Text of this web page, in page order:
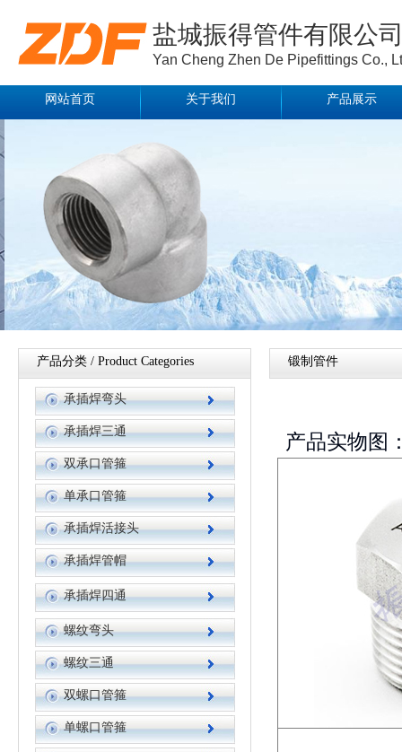
盐城振得管件有限公
Yan Cheng Zhen De Pipefittings Co.,
网站首页 关于我们 产品展示
产品分类 / Product Categories
承插焊弯头
承插焊三通
双承口管箍
单承口管箍
承插焊活接头
承插焊管帽
承插焊四通
螺纹弯头
螺纹三通
双螺口管箍
单螺口管箍
锻制管件
产品实物图